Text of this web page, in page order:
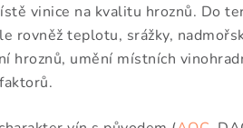
vinice na kvalitu hroznů. Do
rovněž teplotu, srážky,
hroznů, umění místních